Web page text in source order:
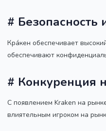
# Безопасность
Кра́кен обеспечивает
обеспечивают
# Конкуренция
С появлением Kraken на
влиятельным игроком на